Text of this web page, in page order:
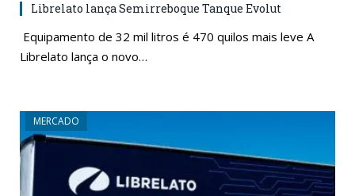
Librelato lança Semirreboque Tanque Evolut
Equipamento de 32 mil litros é 470 quilos mais leve A
Librelato lança o novo…
MERCADO